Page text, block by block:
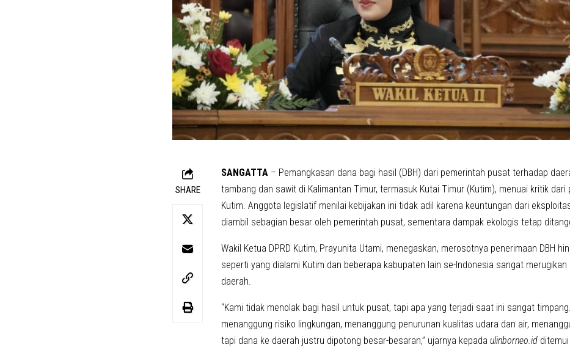
SHARE
SANGATTA – Pemangkasan dana bagi hasil (DBH) dari pemerintah pusat terhadap
tambang dan sawit di Kalimantan Timur, termasuk Kutai Timur (Kutim), menuai kritik dari
Kutim. Anggota legislatif menilai kebijakan ini tidak adil karena keuntungan dari
diambil sebagian besar oleh pemerintah pusat, sementara dampak ekologis tetap
Wakil Ketua DPRD Kutim, Prayunita Utami, menegaskan, merosotnya penerimaan DBH
seperti yang dialami Kutim dan beberapa kabupaten lain se-Indonesia sangat merugikan
daerah.
“Kami tidak menolak bagi hasil untuk pusat, tapi apa yang terjadi saat ini sangat
menanggung risiko lingkungan, menanggung penurunan kualitas udara dan air,
tapi dana ke daerah justru dipotong besar-besaran,” ujarnya kepada ulinborneo.id